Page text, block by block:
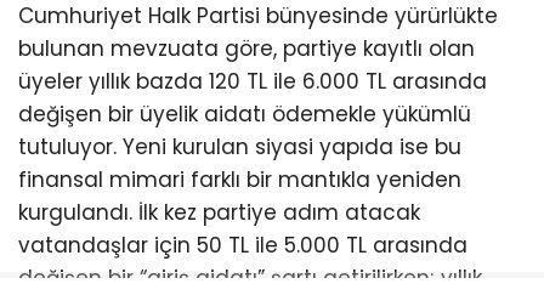
Cumhuriyet Halk Partisi bünyesinde yürürlükte
bulunan mevzuata göre, partiye kayıtlı olan
üyeler yıllık bazda 120 TL ile 6.000 TL arasında
değişen bir üyelik aidatı ödemekle yükümlü
tutuluyor. Yeni kurulan siyasi yapıda ise bu
finansal mimari farklı bir mantıkla yeniden
kurgulandı. İlk kez partiye adım atacak
vatandaşlar için 50 TL ile 5.000 TL arasında
değişen bir “giriş aidatı” şartı getirilirken; yıllık